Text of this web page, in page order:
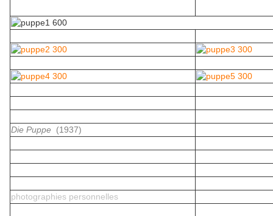
Die Puppe (1937)
photographies personnelles